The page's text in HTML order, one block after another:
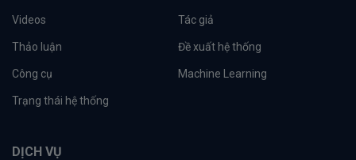
Videos Tác giả
Thảo luận Đề xuất hệ thống
Công cụ Machine Learning
Trạng thái hệ thống
DỊCH VỤ